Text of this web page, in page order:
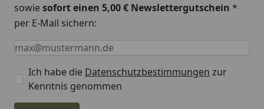
sowiesofort einen 5,00 € Newslettergutschein *
per E-Mail sichern:
Keine Eingabe erforderlich
Eingabe erforderlich
E-Mail *
Ich habe die Datenschutzbestimmungen zur
Kenntnis genommen